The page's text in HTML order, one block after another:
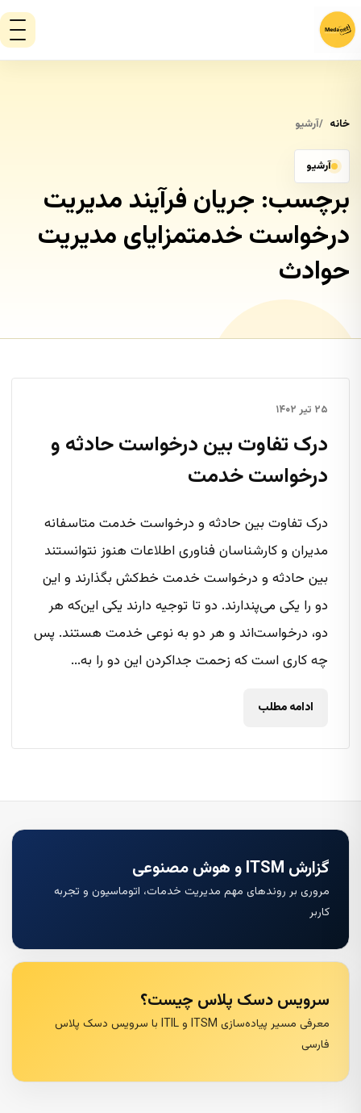
خانه آرشیو
آرشیو
برچسب: جریان فرآیند مدیریت
درخواست خدمتمزایای مدیریت
حوادث
۲۵ تیر ۱۴۰۲
درک تفاوت بین درخواست حادثه و
درخواست خدمت
درک تفاوت بین حادثه و درخواست خدمت متاسفانه
مدیران و کارشناسان فناوری اطلاعات هنوز نتوانستند
بین حادثه و درخواست خدمت خط‌کش بگذارند و این
دو را یکی می‌پندارند. دو تا توجیه دارند یکی این‌که هر
دو، درخواست‌اند و هر دو به نوعی خدمت هستند. پس
چه کاری است که زحمت جداکردن این دو را به...
ادامه مطلب
گزارش ITSM و هوش مصنوعی
مروری بر روندهای مهم مدیریت خدمات، اتوماسیون و تجربه
کاربر
سرویس دسک پلاس چیست؟
معرفی مسیر پیاده‌سازی ITSM و ITIL با سرویس دسک پلاس
فارسی